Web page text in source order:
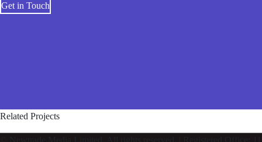
Get in Touch
Related Projects